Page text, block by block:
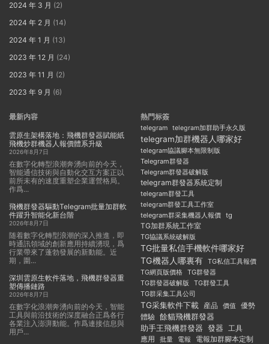
2024 年 3 月 (2)
2024 年 2 月 (14)
2024 年 1 月 (13)
2023 年 12 月 (24)
2023 年 11 月 (2)
2023 年 9 月 (6)
最新内容
雲原生架構落地：飛機群發器賦能紙
飛機炒群機器人報價體系升級
2026年8月7日
在數字化轉型浪潮奔湧向前的今天，
智能通信技術與自動化交互方案正以
前所未有的速度重塑企業運營格局。
作爲...
飛機群發器驅動Telegram批量加群軟
件躍升智能化新台階
2026年8月7日
随着數字化轉型浪潮的深入推進，即
時通訊領域的創新應用持續湧現，爲
行業帶來了蓬勃發展的新動能。近
期，圍...
深圳雲原生軟件落地，飛機群發器重
塑傳播鏈路
2026年8月7日
在數字化浪潮奔湧向前的今天，智能
工具與前沿技術的深度融合正爲各行
各業注入澎湃動能。作爲連接信息與
用戶...
熱門标簽
telegram telegram加群助手永久版
telegram加群機器人哪家好
telegram協議腳本無限制版
Telegram群發器
Telegram群發器破解版
telegram群發器系統定制
telegram群發工具
telegram群發工具工作室
telegram群采集機器人報價 tg
TG加群系統工作室
TG協議系統破解版
TG批量私信手機軟件哪家好
TG機器人哪裏有
TG私信工具報價
TG網頁版價格
TG群發器
TG群發器破解版
TG群發工具
TG群采集工具公司
TG采集軟件下載 産品 價值 優勢
體驗 餘貓飛機群發器
助手王飛機群發器 發器 工具
應用
批量 電報 電報加群腳本定制